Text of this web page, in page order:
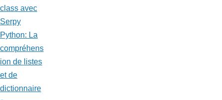
class avec
Serpy
Python: La
compréhens
ion de listes
et de
dictionnaire